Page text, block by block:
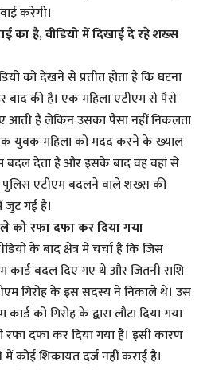
करेगी।
का है, वीडियो में दिखाई दे रहे शख्स
को देखने से प्रतीत होता है कि घटना
बाद की है। एक महिला एटीएम से पैसे
आती है लेकिन उसका पैसा नहीं निकलता
युवक महिला को मदद करने के ख्याल
बदल देता है और इसके बाद वह वहां से
पुलिस एटीएम बदलने वाले शख्स की
जुट गई है।
को रफा दफा कर दिया गया
के बाद क्षेत्र में चर्चा है कि जिस
कार्ड बदल दिए गए थे और जितनी राशि
गिरोह के इस सदस्य ने निकाले थे। उस
को गिरोह के द्वारा लौटा दिया गया
दफा कर दिया गया है। इसी कारण
कोई शिकायत दर्ज नहीं कराई है।